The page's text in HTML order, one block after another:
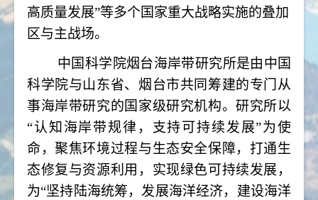
高质量发展”等多个国家重大战略实施的叠加
区与主战场。
中国科学院烟台海岸带研究所是由中国
科学院与山东省、烟台市共同筹建的专门从
事海岸带研究的国家级研究机构。研究所以
“认知海岸带规律，支持可持续发展”为使
命，聚焦环境过程与生态安全保障，打通生
态修复与资源利用，实现绿色可持续发展，
为“坚持陆海统筹，发展海洋经济，建设海洋